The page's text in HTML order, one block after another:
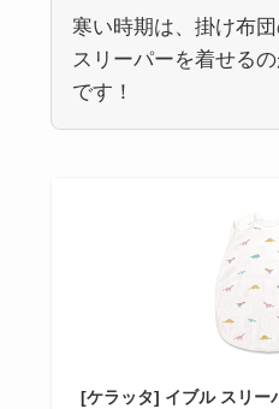
寒い時期は、掛け布
スリーパーを着せる
です！
[ケラッタ] イブル スリー